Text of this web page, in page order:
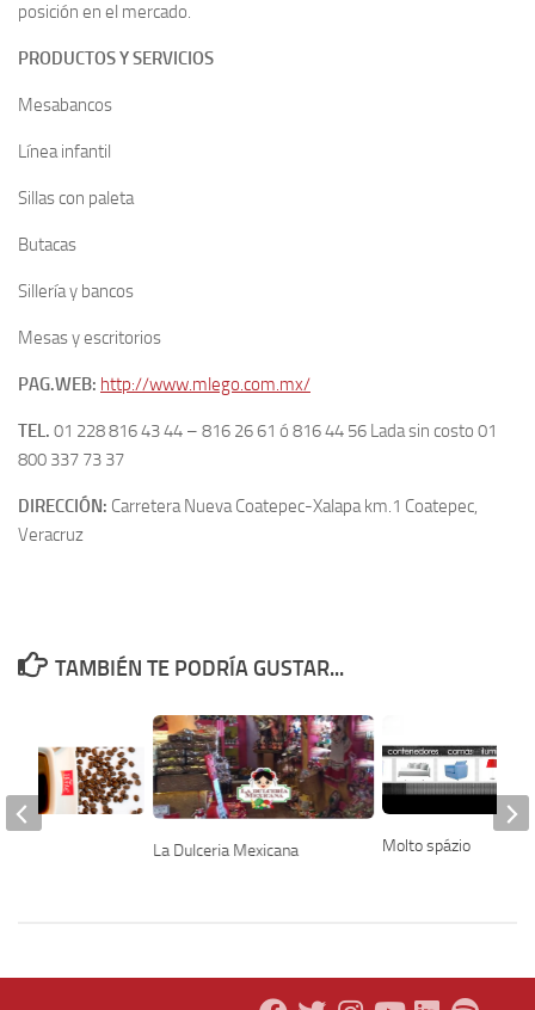
posición en el mercado.
PRODUCTOS Y SERVICIOS
Mesabancos
Línea infantil
Sillas con paleta
Butacas
Sillería y bancos
Mesas y escritorios
PAG.WEB: http://www.mlego.com.mx/
TEL. 01 228 816 43 44 – 816 26 61 ó 816 44 56 Lada sin costo 01
800 337 73 37
DIRECCIÓN: Carretera Nueva Coatepec-Xalapa km.1 Coatepec,
Veracruz
TAMBIÉN TE PODRÍA GUSTAR...
La Dulceria Mexicana Molto spázio